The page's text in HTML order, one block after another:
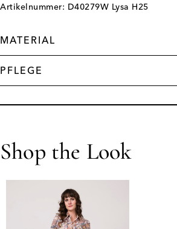
Artikelnummer: D40279W Lysa H25
MATERIAL
PFLEGE
Shop the Look